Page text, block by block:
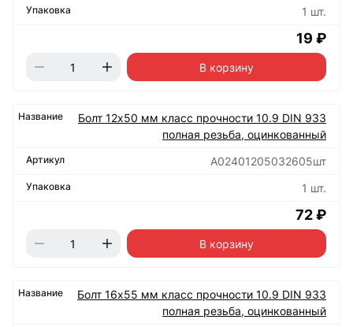
1 шт.
19 ₽
В корзину
Болт 12х50 мм класс прочности 10.9 DIN 933
полная резьба, оцинкованный
А02401205032605шт
1 шт.
72 ₽
В корзину
Болт 16х55 мм класс прочности 10.9 DIN 933
полная резьба, оцинкованный